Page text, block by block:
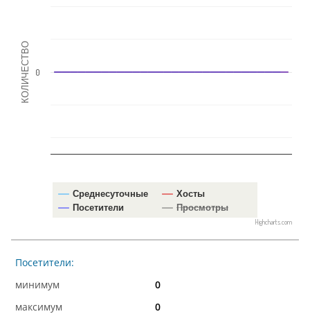
КОЛИЧЕСТВО
Среднесуточные
Хосты
Посетители
Просмотры
0
Highcharts.com
Посетители:
0
0